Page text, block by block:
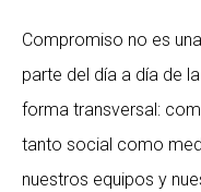
Compromiso no es
parte del día a día de
forma transversal:
tanto social como
nuestros equipos y